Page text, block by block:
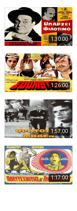
1:30:00
1:26:00
1:57:00
1:17:00